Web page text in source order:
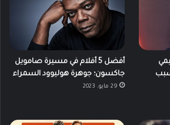
أفضل 5 أفلام في مسيرة صامويل
جاكسون؛ جوهرة هوليوود السمراء
29 مايو، 2023